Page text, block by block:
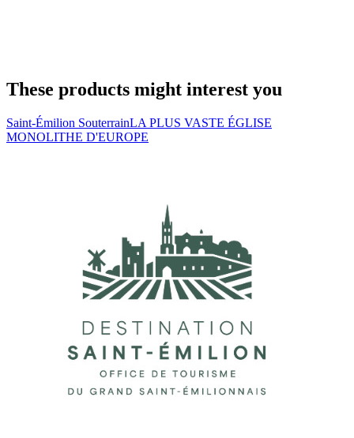
These products might interest you
Saint-Émilion SouterrainLA PLUS VASTE ÉGLISE
MONOLITHE D'EUROPE